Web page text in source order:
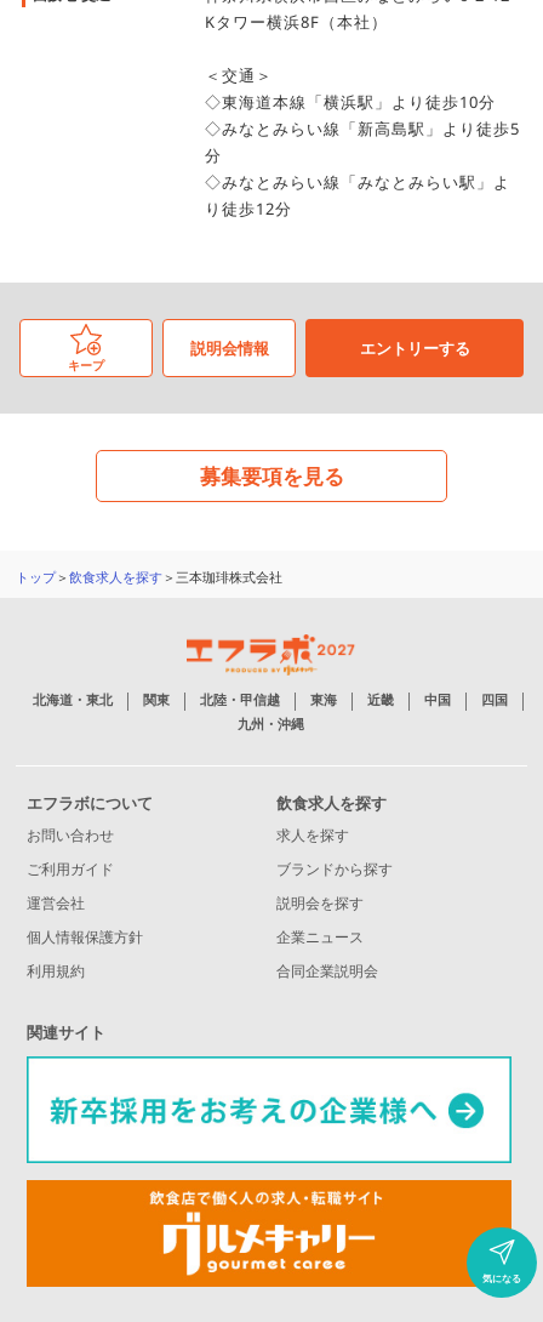
Kタワー横浜8F（本社）
＜交通＞
◇東海道本線「横浜駅」より徒歩10分
◇みなとみらい線「新高島駅」より徒歩5
分
◇みなとみらい線「みなとみらい駅」よ
り徒歩12分
キープ
説明会情報 エントリーする
募集要項を見る
トップ＞飲食求人を探す ＞三本珈琲株式会社
気になる
北海道・東北 関東 北陸・甲信越 東海 近畿 中国
四国
九州・沖縄
エフラボについて
お問い合わせ
ご利用ガイド
運営会社
個人情報保護方針
利用規約
飲食求人を探す
求人を探す
ブランドから探す
説明会を探す
企業ニュース
合同企業説明会
関連サイト